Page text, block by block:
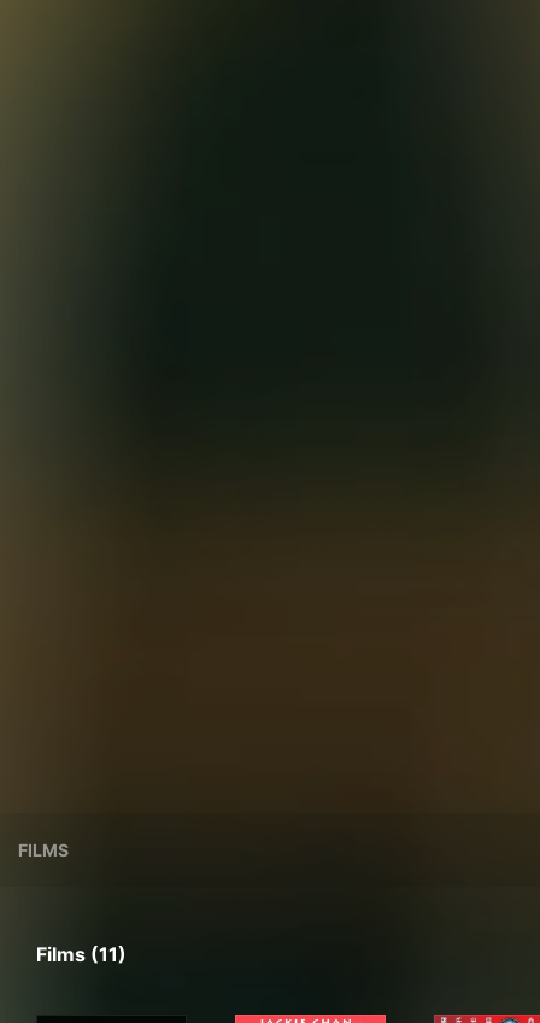
FILMS
Films (11)